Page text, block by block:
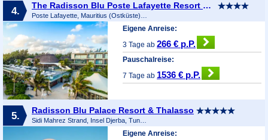
4. The Radisson Blu Poste Lafayette Resort & Spa
Poste Lafayette, Mauritius (Ostküste), Mauritius
Eigene Anreise:
3 Tage ab266 € p.P.
Pauschalreise:
7 Tage ab 1536 € p.P.
5. Radisson Blu Palace Resort & Thalasso
Sidi Mahrez Strand, Insel Djerba, Tunesien
Eigene Anreise: